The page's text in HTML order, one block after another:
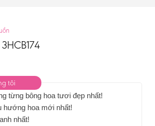
tôi
từng bông hoa tươi đẹp nhất!
hướng hoa mới nhất!
nhất!